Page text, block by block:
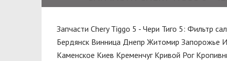
Прокладка
Прокладка впускного коллектора
RIDER
Запчасти Chery Tiggo 5 - Чери Тиго 5: Фильтр
Бердянск Винница Днепр Житомир Запорожье
Каменское Киев Кременчуг Кривой Рог